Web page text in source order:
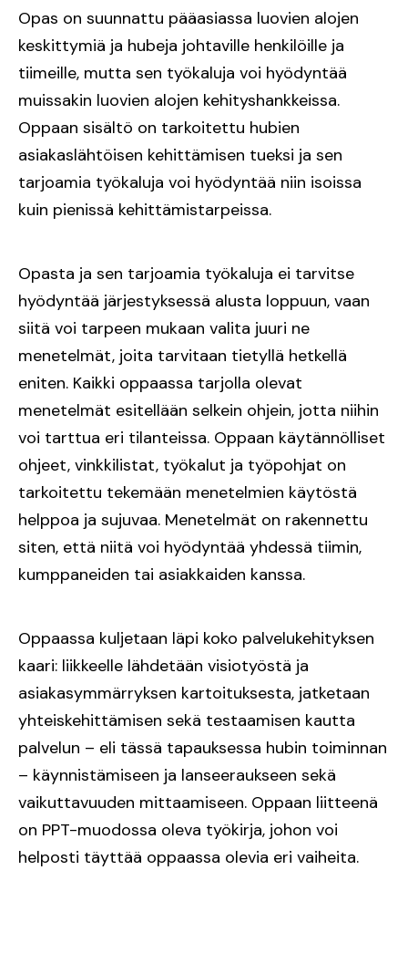
Opas on suunnattu pääasiassa luovien alojen
keskittymiä ja hubeja johtaville henkilöille ja
tiimeille, mutta sen työkaluja voi hyödyntää
muissakin luovien alojen kehityshankkeissa.
Oppaan sisältö on tarkoitettu hubien
asiakaslähtöisen kehittämisen tueksi ja sen
tarjoamia työkaluja voi hyödyntää niin isoissa
kuin pienissä kehittämistarpeissa.
Opasta ja sen tarjoamia työkaluja ei tarvitse
hyödyntää järjestyksessä alusta loppuun, vaan
siitä voi tarpeen mukaan valita juuri ne
menetelmät, joita tarvitaan tietyllä hetkellä
eniten. Kaikki oppaassa tarjolla olevat
menetelmät esitellään selkein ohjein, jotta niihin
voi tarttua eri tilanteissa. Oppaan käytännölliset
ohjeet, vinkkilistat, työkalut ja työpohjat on
tarkoitettu tekemään menetelmien käytöstä
helppoa ja sujuvaa. Menetelmät on rakennettu
siten, että niitä voi hyödyntää yhdessä tiimin,
kumppaneiden tai asiakkaiden kanssa.
Oppaassa kuljetaan läpi koko palvelukehityksen
kaari: liikkeelle lähdetään visiotyöstä ja
asiakasymmärryksen kartoituksesta, jatketaan
yhteiskehittämisen sekä testaamisen kautta
palvelun – eli tässä tapauksessa hubin toiminnan
– käynnistämiseen ja lanseeraukseen sekä
vaikuttavuuden mittaamiseen. Oppaan liitteenä
on PPT-muodossa oleva työkirja, johon voi
helposti täyttää oppaassa olevia eri vaiheita.